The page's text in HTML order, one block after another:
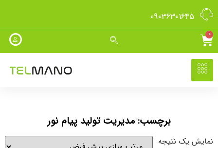
09036301645
0
برچسب: مدیریت تولید پیام نور
نمایش یک نتیجه